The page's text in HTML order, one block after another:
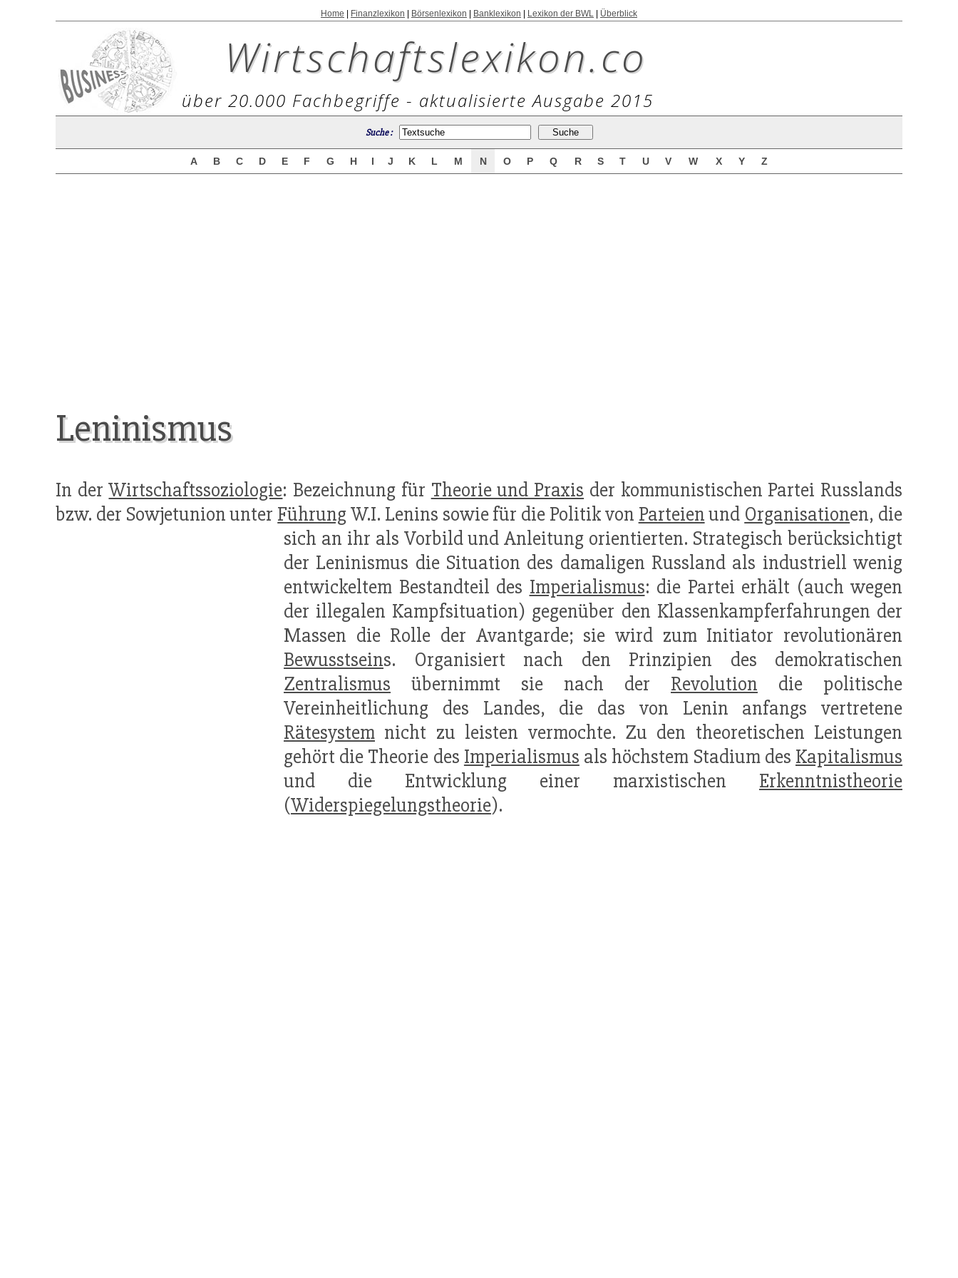
Home Finanzlexikon Börsenlexikon Banklexikon Lexikon der BWL Überblick
Wirtschaftslexikon.co
über 20.000 Fachbegriffe - aktualisierte Ausgabe 2015
Suche :
A B C D E F G H I J K L M N O P Q R S T U V W X Y Z
Leninismus
In derWirtschaftssoziologie: Bezeichnung für Theorie und Praxis der kommunistischen Partei Russlands
bzw. der Sowjetunion unter FührungW.I. Lenins sowie für die Politik von Parteienund Organisationen, die
sich an ihr als Vorbild und Anleitung orientierten. Strategisch berücksichtigt
der Leninismus die Situation des damaligen Russland als industriell wenig
entwickeltem Bestandteil des Imperialismus: die Partei erhält (auch wegen
der illegalen Kampfsituation) gegenüber den Klassenkampferfahrungen der
Massen die Rolle der Avantgarde; sie wird zum Initiator revolutionären
Bewusstseins. Organisiert nach den Prinzipien des demokratischen
Zentralismus übernimmt sie nach der Revolution die politische
Vereinheitlichung des Landes, die das von Lenin anfangs vertretene
Rätesystem nicht zu leisten vermochte. Zu den theoretischen Leistungen
gehört die Theorie des Imperialismus als höchstem Stadium des Kapitalismus
und die Entwicklung einer marxistischen Erkenntnistheorie
(Widerspiegelungstheorie).